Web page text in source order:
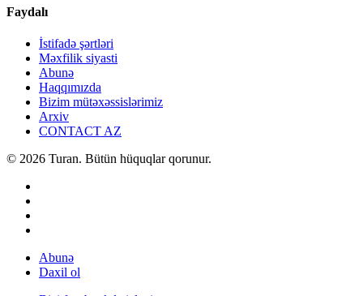
Faydalı
İstifadə şərtləri
Məxfilik siyasti
Abunə
Haqqımızda
Bizim mütəxəssislərimiz
Arxiv
CONTACT AZ
© 2026 Turan. Bütün hüquqlar qorunur.
Abunə
Daxil ol